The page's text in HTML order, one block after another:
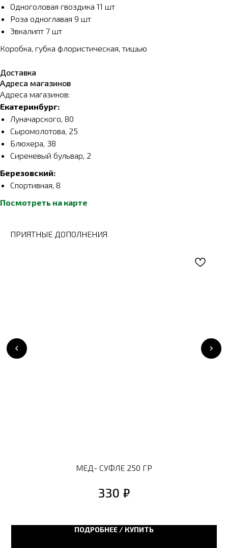
Одноголовая гвоздика 11 шт
Роза одноглавая 9 шт
Эвкалипт 7 шт
Коробка, губка флористическая, тишью
Доставка
Адреса магазинов
Адреса магазинов:
Екатеринбург:
Луначарского, 80
Сыромолотова, 25
Блюхера, 38
Сиреневый бульвар, 2
Березовский:
Спортивная, 8
Посмотреть на карте
ПРИЯТНЫЕ ДОПОЛНЕНИЯ
МЕД- СУФЛЕ 250 ГР
330 ₽
ПОДРОБНЕЕ / КУПИТЬ